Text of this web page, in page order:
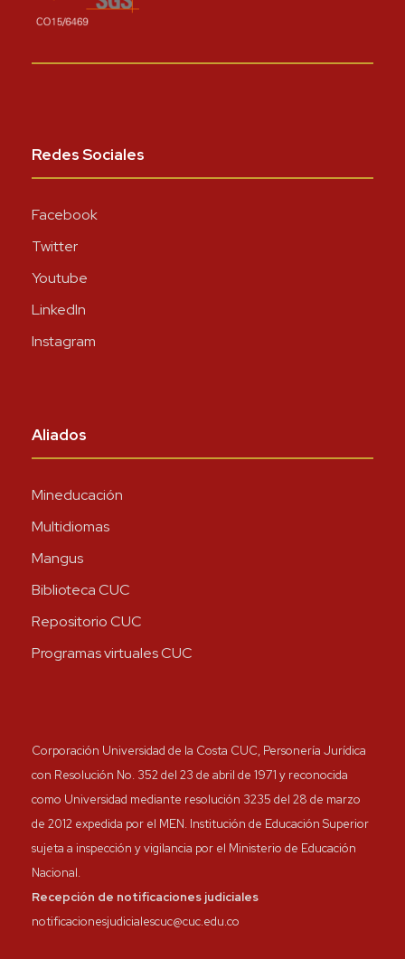
Redes Sociales
Facebook
Twitter
Youtube
LinkedIn
Instagram
Aliados
Mineducación
Multidiomas
Mangus
Biblioteca CUC
Repositorio CUC
Programas virtuales CUC
Corporación Universidad de la Costa CUC, Personería Jurídica
con Resolución No. 352 del 23 de abril de 1971 y reconocida
como Universidad mediante resolución 3235 del 28 de marzo
de 2012 expedida por el MEN. Institución de Educación Superior
sujeta a inspección y vigilancia por el Ministerio de Educación
Nacional.
Recepción de notificaciones judiciales
notificacionesjudicialescuc@cuc.edu.co